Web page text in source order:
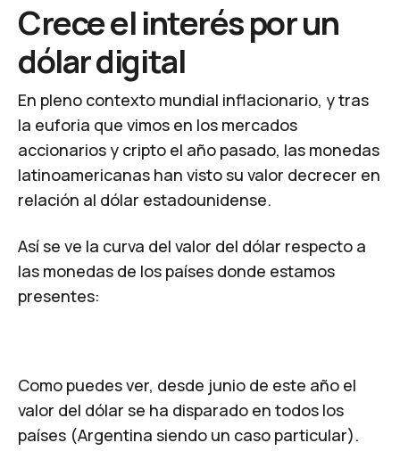
Crece el interés por un
dólar digital
En pleno contexto mundial inflacionario, y tras
la euforia que vimos en los mercados
accionarios y cripto el año pasado, las monedas
latinoamericanas han visto su valor decrecer en
relación al dólar estadounidense.
Así se ve la curva del valor del dólar respecto a
las monedas de los países donde estamos
presentes:
Como puedes ver, desde junio de este año el
valor del dólar se ha disparado en todos los
países (Argentina siendo un caso particular).